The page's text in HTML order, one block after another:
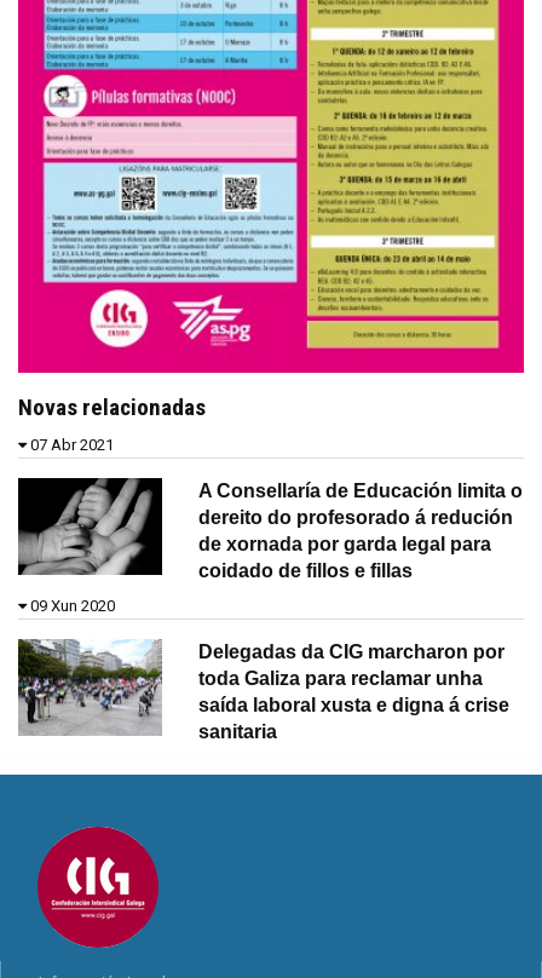
Novas relacionadas
07 Abr 2021
A Consellaría de Educación limita o
dereito do profesorado á redución
de xornada por garda legal para
coidado de fillos e fillas
09 Xun 2020
Delegadas da CIG marcharon por
toda Galiza para reclamar unha
saída laboral xusta e digna á crise
sanitaria